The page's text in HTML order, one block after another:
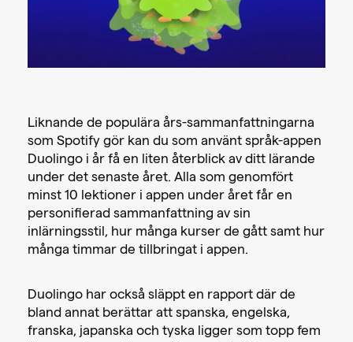
Liknande de populära års-sammanfattningarna
som Spotify gör kan du som använt språk-appen
Duolingo i år få en liten återblick av ditt lärande
under det senaste året. Alla som genomfört
minst 10 lektioner i appen under året får en
personifierad sammanfattning av sin
inlärningsstil, hur många kurser de gått samt hur
många timmar de tillbringat i appen.
Duolingo har också släppt en rapport där de
bland annat berättar att spanska, engelska,
franska, japanska och tyska ligger som topp fem